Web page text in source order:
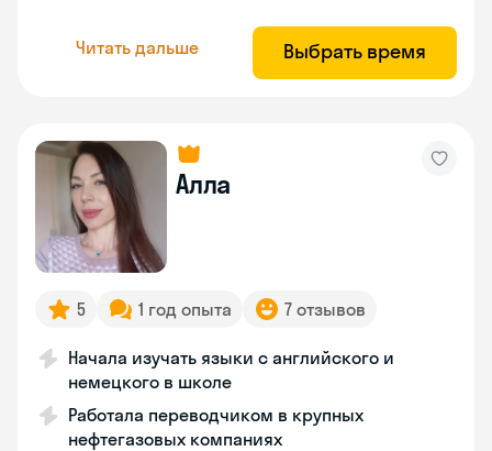
Читать дальше Выбрать время
Алла
5 1 год опыта 7 отзывов
Начала изучать языки с английского и
немецкого в школе
Работала переводчиком в крупных
нефтегазовых компаниях